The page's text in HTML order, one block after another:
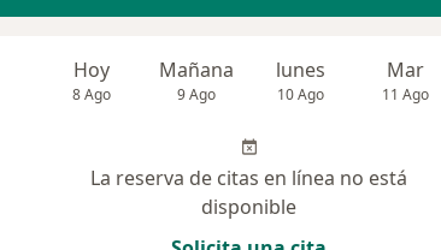
Hoy
8 Ago
Mañana
9 Ago
lunes
10 Ago
Mar
11 Ago
La reserva de citas en línea no está
disponible